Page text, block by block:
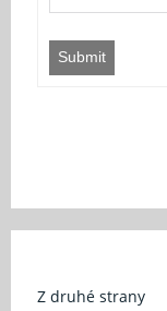
Submit
Z druhé strany